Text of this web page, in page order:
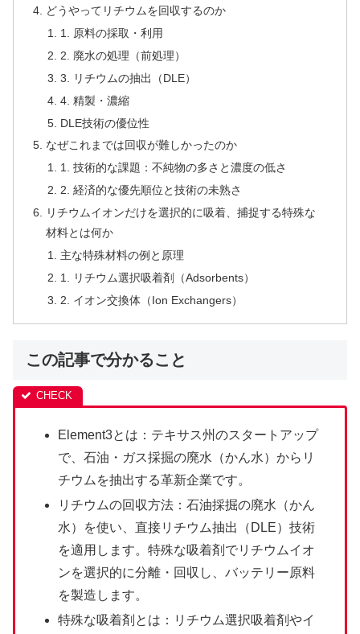
どうやってリチウムを回収するのか
1. 原料の採取・利用
2. 廃水の処理（前処理）
3. リチウムの抽出（DLE）
4. 精製・濃縮
DLE技術の優位性
なぜこれまでは回収が難しかったのか
1. 技術的な課題：不純物の多さと濃度の低さ
2. 経済的な優先順位と技術の未熟さ
リチウムイオンだけを選択的に吸着、捕捉する特殊な
材料とは何か
主な特殊材料の例と原理
1. リチウム選択吸着剤（Adsorbents）
2. イオン交換体（Ion Exchangers）
この記事で分かること
Element3とは：テキサス州のスタートアップ
で、石油・ガス採掘の廃水（かん水）からリ
チウムを抽出する革新企業です。
リチウムの回収方法：石油採掘の廃水（かん
水）を使い、直接リチウム抽出（DLE）技術
を適用します。特殊な吸着剤でリチウムイオ
ンを選択的に分離・回収し、バッテリー原料
を製造します。
特殊な吸着剤とは：リチウム選択吸着剤やイ